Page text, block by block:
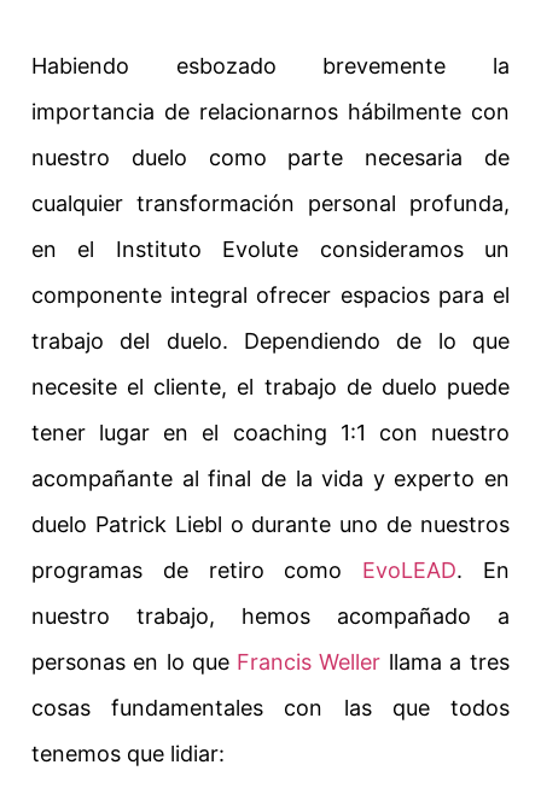
Habiendo esbozado brevemente la
importancia de relacionarnos hábilmente con
nuestro duelo como parte necesaria de
cualquier transformación personal profunda,
en el Instituto Evolute consideramos un
componente integral ofrecer espacios para el
trabajo del duelo. Dependiendo de lo que
necesite el cliente, el trabajo de duelo puede
tener lugar en el coaching 1:1 con nuestro
acompañante al final de la vida y experto en
duelo Patrick Liebl o durante uno de nuestros
programas de retiro como EvoLEAD. En
nuestro trabajo, hemos acompañado a
personas en lo que Francis Weller llama a tres
cosas fundamentales con las que todos
tenemos que lidiar: